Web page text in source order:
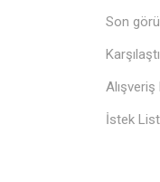
Son
Alışveriş
İstek